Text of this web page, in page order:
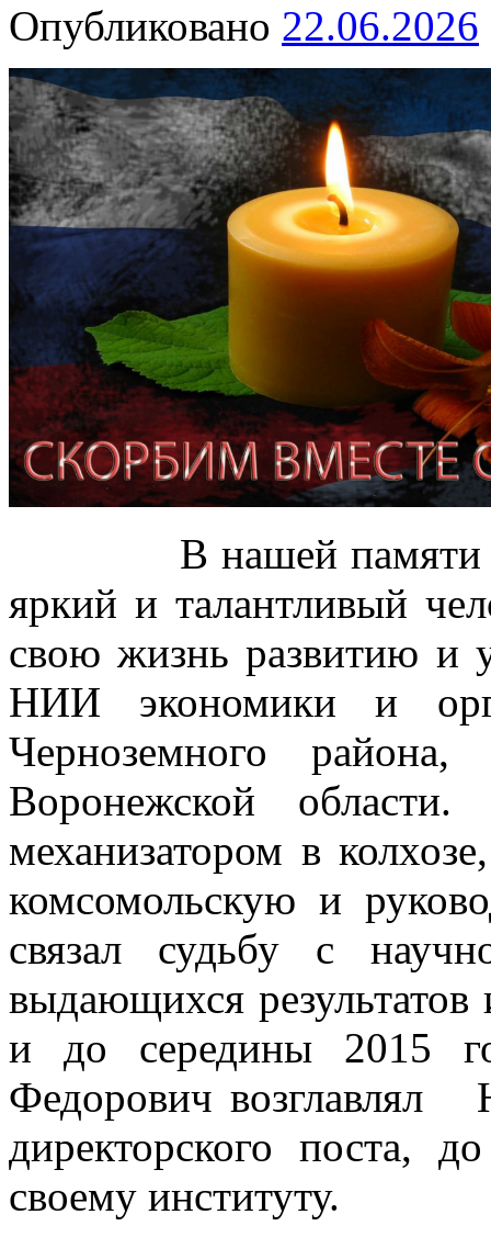
Опубликовано 22.06.2026
В нашей памяти
яркий и талантливый
свою жизнь развитию и
НИИ экономики и
Черноземного
Воронежской
механизатором в
комсомольскую и
связал судьбу с
выдающихся
и до середины 2015
Федорович
директорского поста,
своему институту.